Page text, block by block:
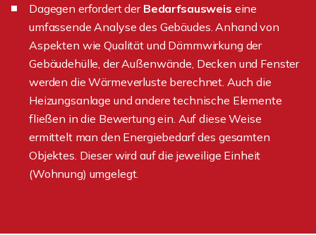
Dagegen erfordert der Bedarfsausweis eine
umfassende Analyse des Gebäudes. Anhand von
Aspekten wie Qualität und Dämmwirkung der
Gebäudehülle, der Außenwände, Decken und Fenster
werden die Wärmeverluste berechnet. Auch die
Heizungsanlage und andere technische Elemente
fließen in die Bewertung ein. Auf diese Weise
ermittelt man den Energiebedarf des gesamten
Objektes. Dieser wird auf die jeweilige Einheit
(Wohnung) umgelegt.